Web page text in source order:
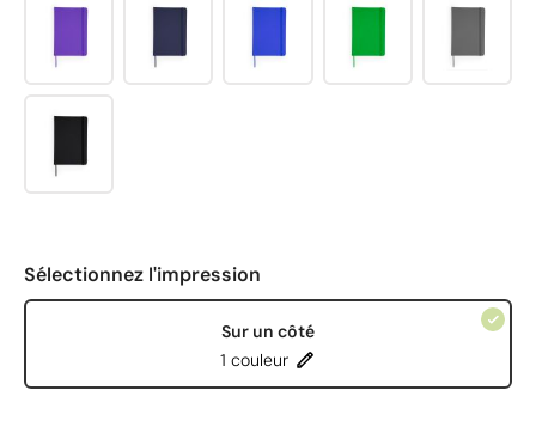
Sélectionnez l'impression
Sur un côté
1 couleur